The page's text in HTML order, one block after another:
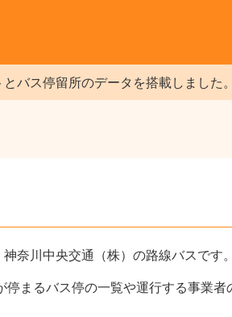
バス停留所のデータを搭載しました。
奈川中央交通（株）の路線バスです。
まるバス停の一覧や運行する事業者